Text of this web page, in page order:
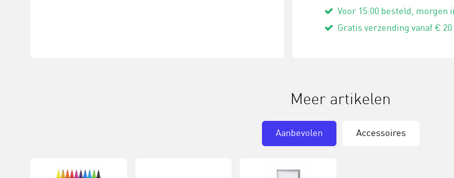
Voor 15:00 besteld, morgen
Gratis verzending vanaf €
Meer artikelen
Aanbevolen Accessoires